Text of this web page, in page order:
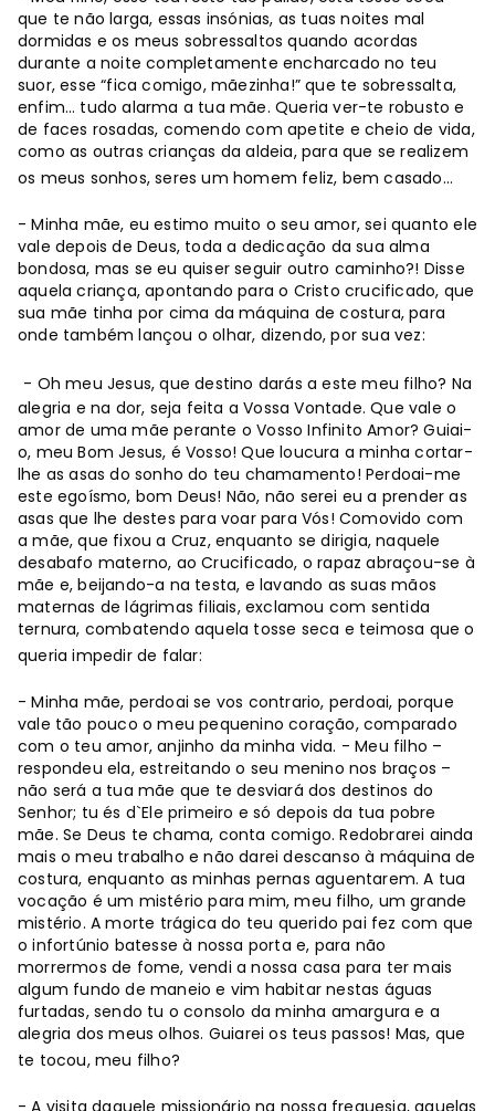
que te não larga, essas insónias, as tuas noites mal
dormidas e os meus sobressaltos quando acordas
durante a noite completamente encharcado no teu
suor, esse “fica comigo, mãezinha!” que te sobressalta,
enfim… tudo alarma a tua mãe. Queria ver-te robusto e
de faces rosadas, comendo com apetite e cheio de vida,
como as outras crianças da aldeia, para que se realizem
os meus sonhos, seres um homem feliz, bem casado…
- Minha mãe, eu estimo muito o seu amor, sei quanto ele
vale depois de Deus, toda a dedicação da sua alma
bondosa, mas se eu quiser seguir outro caminho?! Disse
aquela criança, apontando para o Cristo crucificado, que
sua mãe tinha por cima da máquina de costura, para
onde também lançou o olhar, dizendo, por sua vez:
- Oh meu Jesus, que destino darás a este meu filho? Na
alegria e na dor, seja feita a Vossa Vontade. Que vale o
amor de uma mãe perante o Vosso Infinito Amor? Guiai-
o, meu Bom Jesus, é Vosso! Que loucura a minha cortar-
lhe as asas do sonho do teu chamamento! Perdoai-me
este egoísmo, bom Deus! Não, não serei eu a prender as
asas que lhe destes para voar para Vós! Comovido com
a mãe, que fixou a Cruz, enquanto se dirigia, naquele
desabafo materno, ao Crucificado, o rapaz abraçou-se à
mãe e, beijando-a na testa, e lavando as suas mãos
maternas de lágrimas filiais, exclamou com sentida
ternura, combatendo aquela tosse seca e teimosa que o
queria impedir de falar:
- Minha mãe, perdoai se vos contrario, perdoai, porque
vale tão pouco o meu pequenino coração, comparado
com o teu amor, anjinho da minha vida. - Meu filho –
respondeu ela, estreitando o seu menino nos braços –
não será a tua mãe que te desviará dos destinos do
Senhor; tu és d`Ele primeiro e só depois da tua pobre
mãe. Se Deus te chama, conta comigo. Redobrarei ainda
mais o meu trabalho e não darei descanso à máquina de
costura, enquanto as minhas pernas aguentarem. A tua
vocação é um mistério para mim, meu filho, um grande
mistério. A morte trágica do teu querido pai fez com que
o infortúnio batesse à nossa porta e, para não
morrermos de fome, vendi a nossa casa para ter mais
algum fundo de maneio e vim habitar nestas águas
furtadas, sendo tu o consolo da minha amargura e a
alegria dos meus olhos. Guiarei os teus passos! Mas, que
te tocou, meu filho?
- A visita daquele missionário na nossa freguesia, aquelas